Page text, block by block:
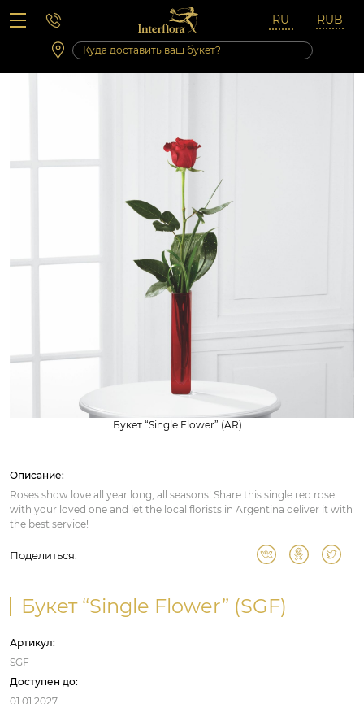
Вопросы-ответы
Сб 10:00 ‐ 14:00
Выходные и праздничные дни
Букет “Single Flower” (AR)
Описание:
Roses show love all year long, all seasons! Share this single red rose
with your loved one and let the local florists in Argentina deliver it with
the best service!
Поделиться:
Букет “Single Flower” (SGF)
Артикул:
SGF
Доступен до:
01.01.2027